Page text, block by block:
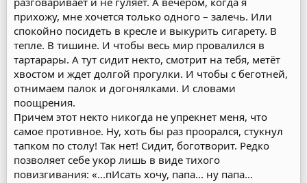
прихожу, мне хочется только одного – залечь. Или
спокойно посидеть в кресле и выкурить сигарету. В
тепле. В тишине. И чтобы весь мир провалился в
тартарары. А тут сидит некто, смотрит на тебя, метёт
хвостом и ждет долгой прогулки. И чтобы с беготней,
отнимаем палок и догонялками. И словами
поощрения.
Причем этот некто никогда не упрекнет меня, что
самое противное. Ну, хоть бы раз проорался, стукнул
тапком по столу! Так нет! Сидит, боготворит. Редко
позволяет себе укор лишь в виде тихого
повизгивания: «...пИсать хочу, папа... ну папа...